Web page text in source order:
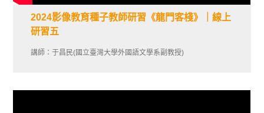
2024影像教育種子教師研習《龍門客棧》｜線上
研習五
講師：于昌民(國立臺灣大學外國語文學系副教授)